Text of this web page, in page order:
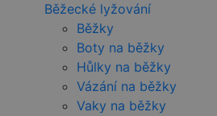
Běžecké lyžování
Běžky
Boty na běžky
Hůlky na běžky
Vázání na běžky
Vaky na běžky